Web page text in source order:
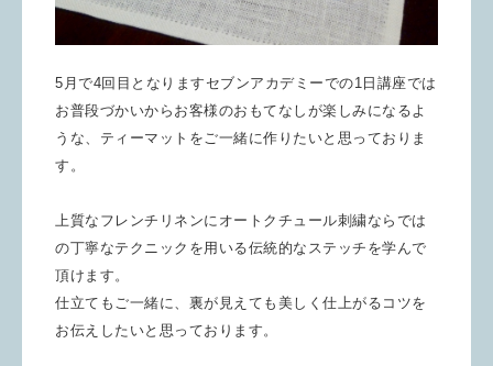
5月で4回目となりますセブンアカデミーでの1日講座では
お普段づかいからお客様のおもてなしが楽しみになるよ
うな、ティーマットをご一緒に作りたいと思っておりま
す。
上質なフレンチリネンに オートクチュール刺繍ならでは
の丁寧なテクニックを用いる伝統的なステッチを学んで
頂けます。
仕立てもご一緒に、裏が 見えても美しく仕上がるコツを
お伝えしたいと思っております。